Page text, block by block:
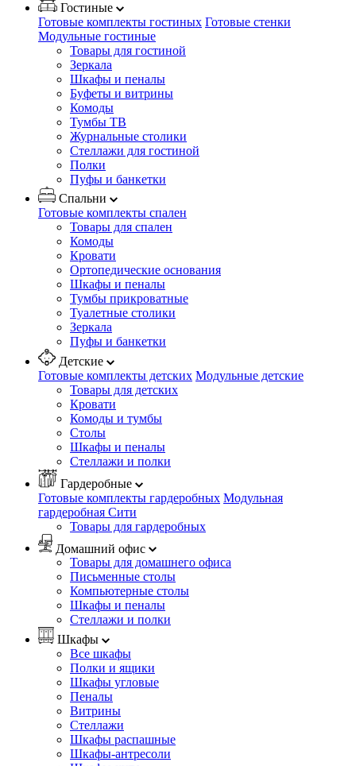
Гостиные
Готовые комплекты гостиных Готовые стенки
Модульные гостиные
Товары для гостиной
Зеркала
Шкафы и пеналы
Буфеты и витрины
Комоды
Тумбы ТВ
Журнальные столики
Стеллажи для гостиной
Полки
Пуфы и банкетки
Спальни
Готовые комплекты спален
Товары для спален
Комоды
Кровати
Ортопедические основания
Шкафы и пеналы
Тумбы прикроватные
Туалетные столики
Зеркала
Пуфы и банкетки
Детские
Готовые комплекты детских Модульные детские
Товары для детских
Кровати
Комоды и тумбы
Столы
Шкафы и пеналы
Стеллажи и полки
Гардеробные
Готовые комплекты гардеробных Модульная
гардеробная Сити
Товары для гардеробных
Домашний офис
Товары для домашнего офиса
Письменные столы
Компьютерные столы
Шкафы и пеналы
Стеллажи и полки
Шкафы
Все шкафы
Полки и ящики
Шкафы угловые
Пеналы
Витрины
Стеллажи
Шкафы распашные
Шкафы-антресоли